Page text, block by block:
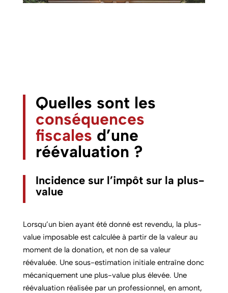
Quelles sont les
conséquences
fiscales d’une
réévaluation ?
Incidence sur l’impôt sur la plus-
value
Lorsqu’un bien ayant été donné est revendu, la plus-
value imposable est calculée à partir de la valeur au
moment de la donation, et non de sa valeur
réévaluée. Une sous-estimation initiale entraîne donc
mécaniquement une plus-value plus élevée. Une
réévaluation réalisée par un professionnel, en amont,